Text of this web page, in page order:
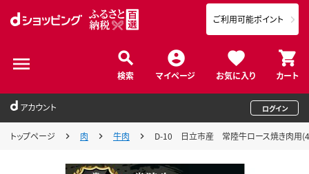
検索 マイページ お気に入り カート
ご利用可能ポイント
アカウント ログイン
トップページ 肉 牛肉 D-10 日立市産 常陸牛ロース焼き肉用